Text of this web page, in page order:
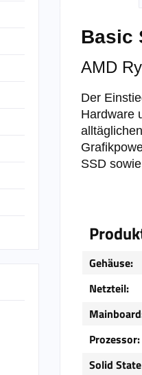
Basic
AMD
Der
Hardware
SSD
Gehäuse:
Netzteil:
Prozessor:
Solid